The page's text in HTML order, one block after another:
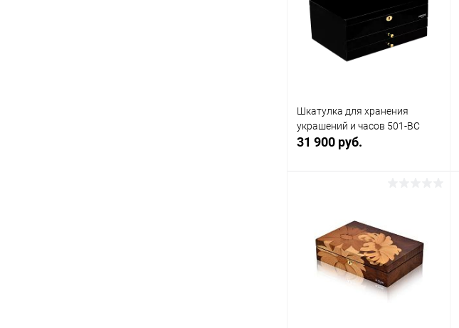
клик
В наличии
Шкатулка для хранения
украшений и часов 501-BC
31 900 руб.
Купить в 1
Сравнение
В избранное В наличии